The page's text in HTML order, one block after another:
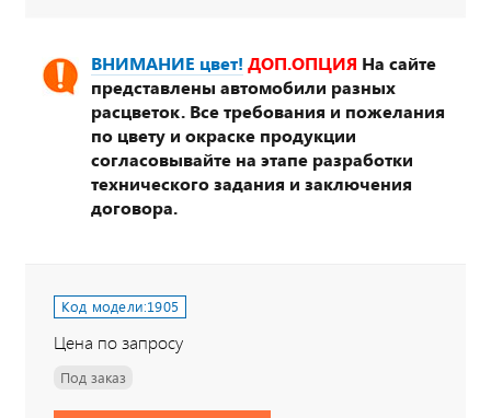
ВНИМАНИЕ цвет! ДОП.ОПЦИЯ На сайте
представлены автомобили разных
расцветок. Все требования и пожелания
по цвету и окраске продукции
согласовывайте на этапе разработки
технического задания и заключения
договора.
Код модели:1905
Цена по запросу
Под заказ